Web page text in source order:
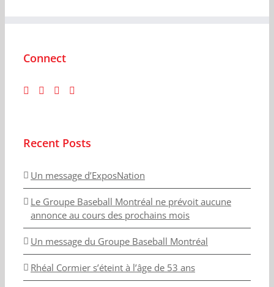
Connect
Recent Posts
Un message d’ExposNation
Le Groupe Baseball Montréal ne prévoit aucune
annonce au cours des prochains mois
Un message du Groupe Baseball Montréal
Rhéal Cormier s’éteint à l’âge de 53 ans